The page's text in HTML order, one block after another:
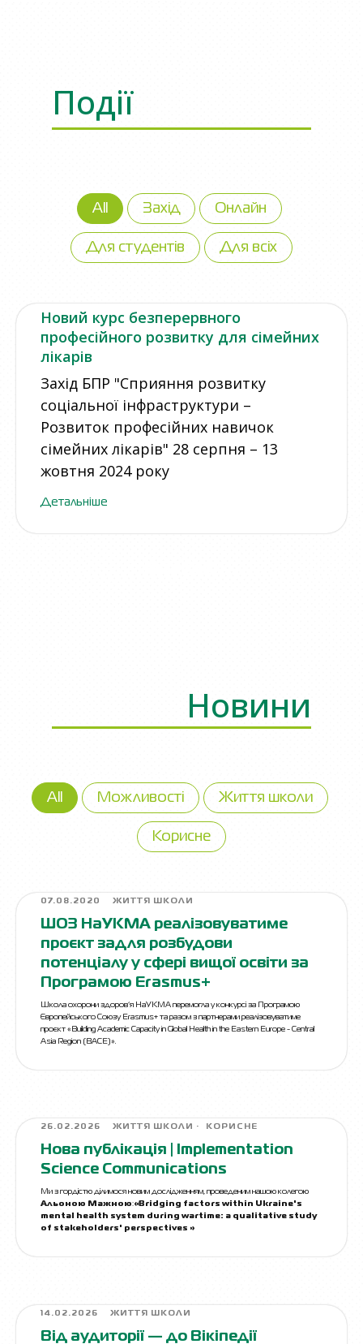
Події
All Захід Онлайн
Для студентів Для всіх
Новий курс безперервного
професійного розвитку для сімейних
лікарів
Захід БПР "Сприяння розвитку
соціальної інфраструктури –
Розвиток професійних навичок
сімейних лікарів" 28 серпня – 13
жовтня 2024 року
Детальніше
Новини
All Можливості Життя школи
Корисне
07.08.2020 ЖИТТЯ ШКОЛИ
ШОЗ НаУКМА реалізовуватиме
проєкт задля розбудови
потенціалу у сфері вищої освіти за
Програмою Erasmus+
Школа охорони здоров’я НаУКМА перемогла у конкурсі за Програмою
Європейського Союзу Erasmus+ та разом з партнерами реалізовуватиме
проєкт «Building Academic Capacity in Global Health in the Eastern Europe - Central
Asia Region (BACE)».
26.02.2026 ЖИТТЯ ШКОЛИ КОРИСНЕ
Нова публікація | Implementation
Science Communications
Ми з гордістю ділимося новим дослідженням, проведеним нашою колегою
Альоною Мажною:«Bridging factors within Ukraine's
mental health system during wartime: a qualitative study
of stakeholders' perspectives »
14.02.2026 ЖИТТЯ ШКОЛИ
Від аудиторії — до Вікіпедії